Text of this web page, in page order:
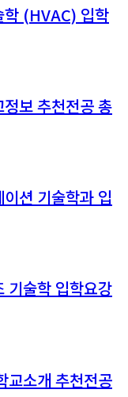
학 (HVAC) 입학
보 추천전공 총
션 기술학과 입
기술학 입학요강
교소개 추천전공